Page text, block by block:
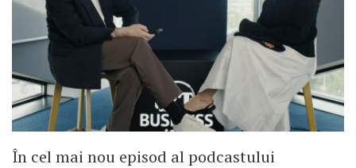
În cel mai nou episod al podcastului